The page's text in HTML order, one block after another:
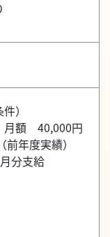
）
月額 40,000円
年度実績）
分支給